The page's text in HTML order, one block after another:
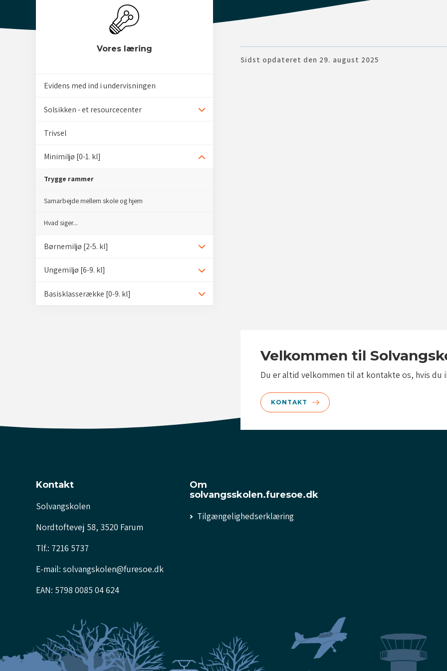
Sidst opdateret den 29. august 2025
Vores læring
Evidens med ind i undervisningen
Solsikken - et resourcecenter
Udvid/luk
Trivsel
Minimiljø [0-1. kl] Udvid/luk
Trygge rammer
Samarbejde mellem skole og hjem
Hvad siger...
Børnemiljø [2-5. kl]
Udvid/luk
Ungemiljø [6-9. kl]
Udvid/luk
Basisklasserække [0-9. kl]
Udvid/luk
Velkommen til
Du er altid velkommen til at kontakte os, hvis du
KONTAKT
Kontakt
Solvangskolen
Nordtoftevej 58, 3520 Farum
Tlf.: 7216 5737
E-mail: solvangskolen@furesoe.dk
EAN: 5798 0085 04 624
Om
solvangsskolen.furesoe.dk
Tilgængelighedserklæring